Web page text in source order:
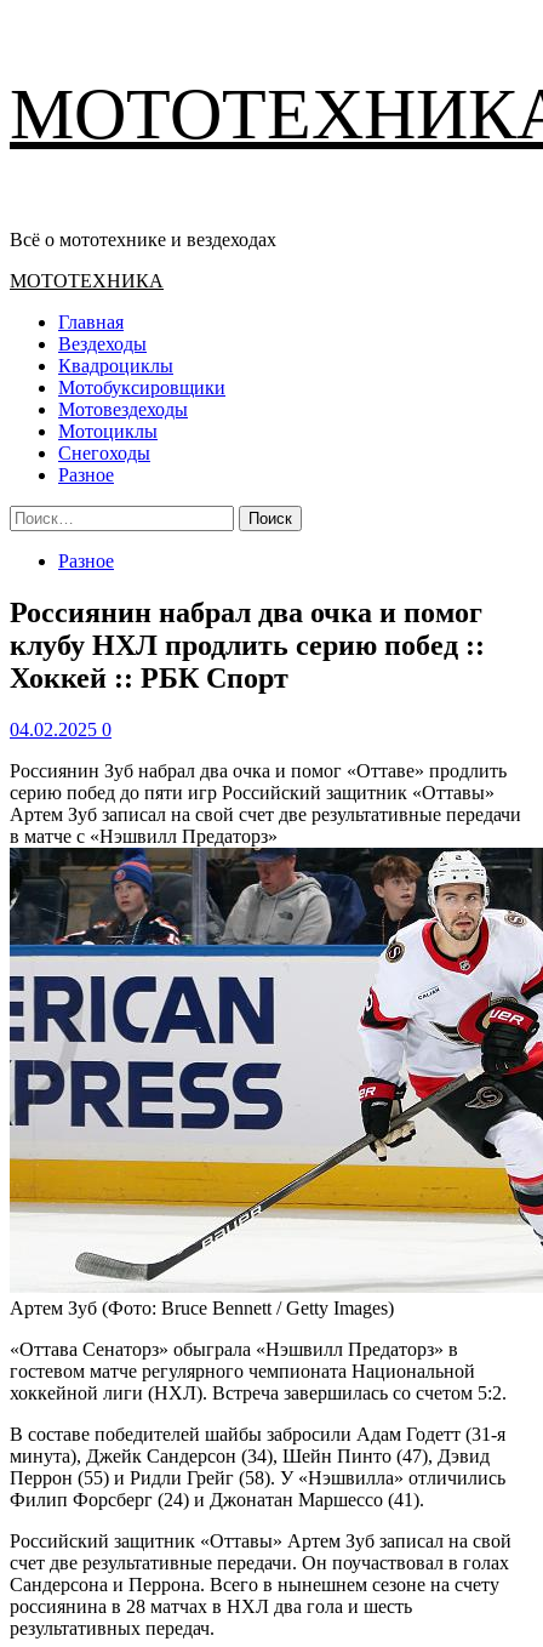
содержимому
Всё о мототехнике и вездеходах
Основное
МОТОТЕХНИКА
Главная
Вездеходы
Квадроциклы
Мотобуксировщики
Мотовездеходы
Мотоциклы
Снегоходы
Разное
Найти:
Разное
Россиянин набрал два очка и помог
клубу НХЛ продлить серию побед ::
Хоккей :: РБК Спорт
04.02.2025 0
Россиянин Зуб набрал два очка и помог «Оттаве» продлить
серию побед до пяти игр Российский защитник «Оттавы»
Артем Зуб записал на свой счет две результативные передачи
в матче с «Нэшвилл Предаторз»
Артем Зуб (Фото: Bruce Bennett / Getty Images)
«Оттава Сенаторз» обыграла «Нэшвилл Предаторз» в
гостевом матче регулярного чемпионата Национальной
хоккейной лиги (НХЛ). Встреча завершилась со счетом 5:2.
В составе победителей шайбы забросили Адам Годетт (31-я
минута), Джейк Сандерсон (34), Шейн Пинто (47), Дэвид
Перрон (55) и Ридли Грейг (58). У «Нэшвилла» отличились
Филип Форсберг (24) и Джонатан Маршессо (41).
Российский защитник «Оттавы» Артем Зуб записал на свой
счет две результативные передачи. Он поучаствовал в голах
Сандерсона и Перрона. Всего в нынешнем сезоне на счету
россиянина в 28 матчах в НХЛ два гола и шесть
результативных передач.